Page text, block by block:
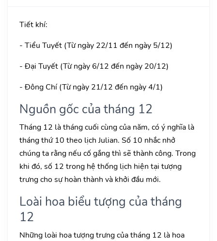
Tiết khí:
- Tiểu Tuyết (Từ ngày 22/11 đến ngày 5/12)
- Đại Tuyết (Từ ngày 6/12 đến ngày 20/12)
- Đông Chí (Từ ngày 21/12 đến ngày 4/1)
Nguồn gốc của tháng 12
Tháng 12 là tháng cuối cùng của năm, có ý nghĩa là
tháng thứ 10 theo lịch Julian. Số 10 nhắc nhở
chúng ta rằng nếu cố gắng thì sẽ thành công. Trong
khi đó, số 12 trong hệ thống lịch hiện tại tượng
trưng cho sự hoàn thành và khởi đầu mới.
Loài hoa biểu tượng của tháng
12
Những loài hoa tượng trưng của tháng 12 là hoa